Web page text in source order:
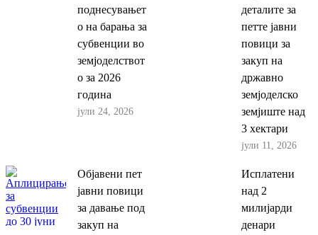
поднесувањет
о на барања за
субвенции во
земјоделствот
о за 2026
година
јули 24, 2026
деталите за
петте јавни
повици за
закуп на
државно
земјоделско
земјиште над
3 хектари
јули 11, 2026
Објавени пет
јавни повици
за давање под
закуп на
Исплатени
над 2
милијарди
денари